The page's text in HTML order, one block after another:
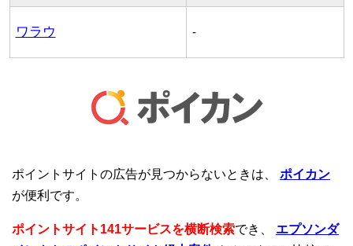
ワラウ -
ポイントサイトの広告が見つからないときは、 ポイカン
が便利です。
ポイントサイト141サービスを横断検索でき、 エプソンダ